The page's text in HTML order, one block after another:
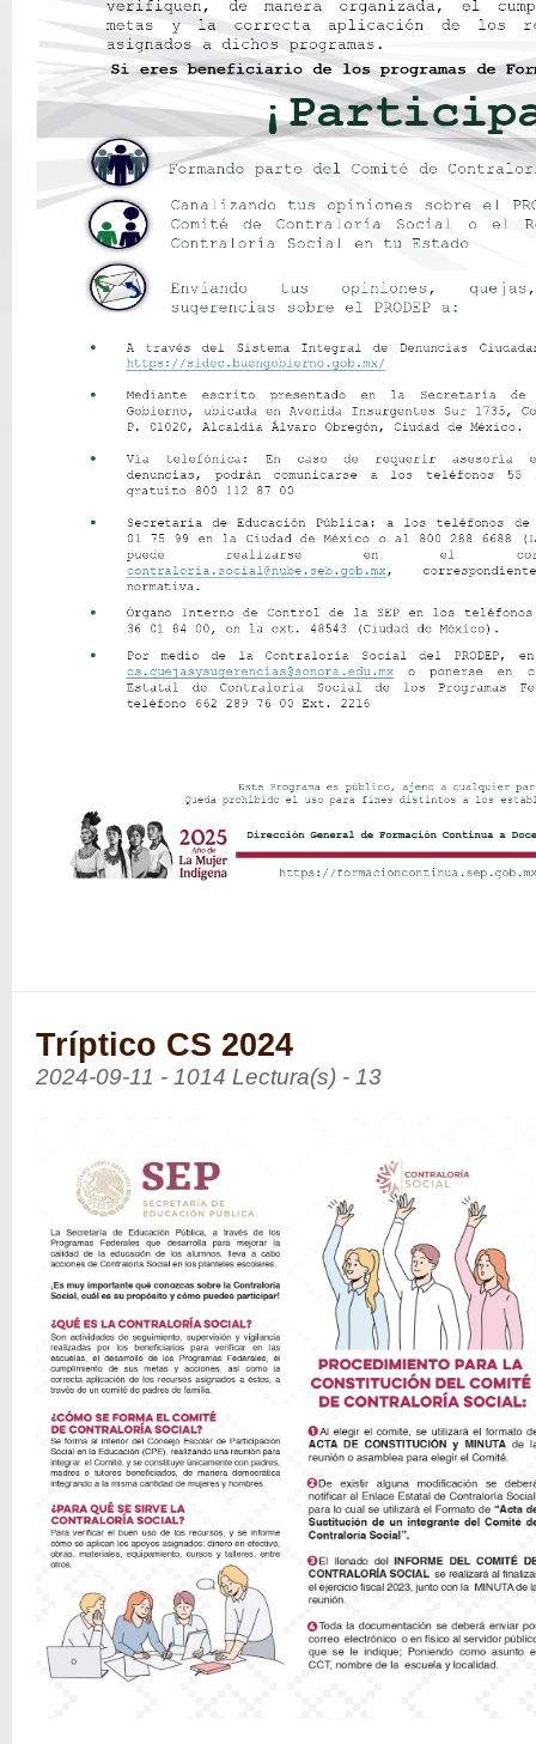
Tríptico CS 2024
2024-09-11 - 1014 Lectura(s) - 13